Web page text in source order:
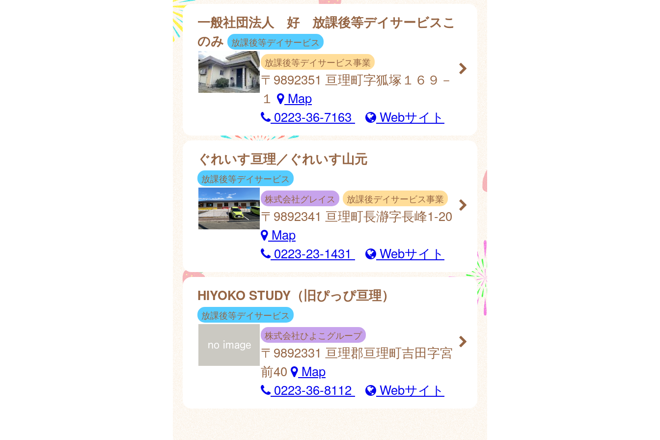
一般社団法人 好 放課後等デイサービスこ
のみ
放課後等デイサービス
放課後等デイサービス事業
〒9892351 亘理町字狐塚１６９－
１
Map
0223-36-7163
Webサイト
ぐれいす亘理／ぐれいす山元
放課後等デイサービス
株式会社グレイス
放課後デイサービス事業
〒9892341 亘理町長瀞字長峰1-20
Map
0223-23-1431
Webサイト
HIYOKO STUDY（旧ぴっぴ亘理）
放課後等デイサービス
株式会社ひよこグループ
〒9892331 亘理郡亘理町吉田字宮
前40
Map
0223-36-8112
Webサイト